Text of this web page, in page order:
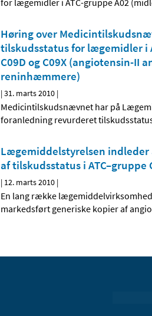
for lægemidler i ATC-gruppe A02
Høring over
tilskudsstatus for lægemidler i
C09D og C09X (angiotensin-II
reninhæmmere)
|31. marts 2010 |
Medicintilskudsnævnet har på
foranledning revurderet
Lægemiddelstyrelsen indleder
af tilskudsstatus i ATC–gruppe
| 12. marts 2010 |
En lang række
markedsført generiske kopier af